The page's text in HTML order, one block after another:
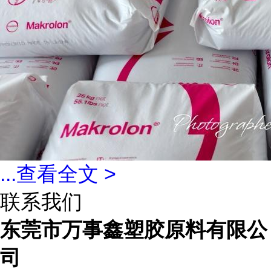
...查看全文 >
联系我们
东莞市万事鑫塑胶原料有限公
司